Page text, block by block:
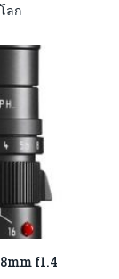
ลก
f1.4